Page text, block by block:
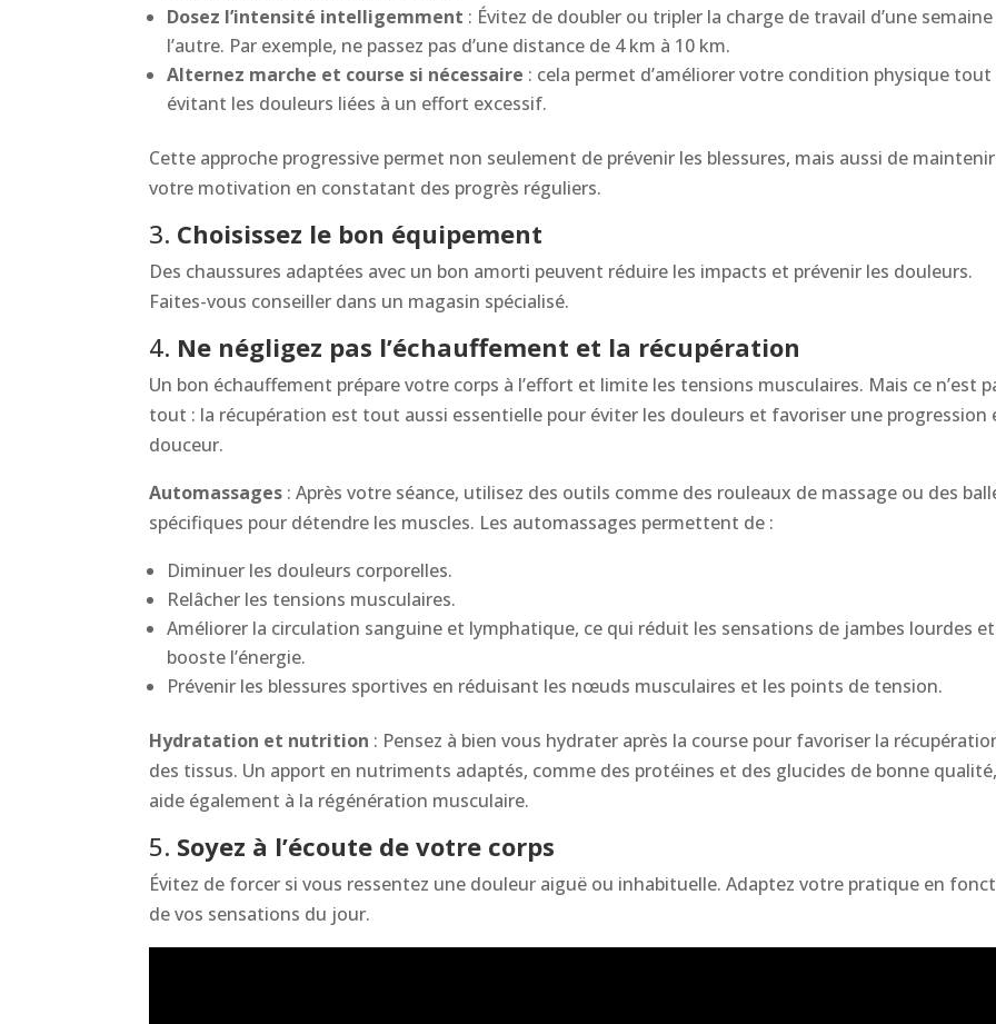
Dosez l’intensité intelligemment : Évitez de doubler ou tripler la charge de travail d’une semaine
l’autre. Par exemple, ne passez pas d’une distance de 4 km à 10 km.
Alternez marche et course si nécessaire : cela permet d’améliorer votre condition physique tout
évitant les douleurs liées à un effort excessif.
Cette approche progressive permet non seulement de prévenir les blessures, mais aussi de maintenir
votre motivation en constatant des progrès réguliers.
3. Choisissez le bon équipement
Des chaussures adaptées avec un bon amorti peuvent réduire les impacts et prévenir les douleurs.
Faites-vous conseiller dans un magasin spécialisé.
4. Ne négligez pas l’échauffement et la récupération
Un bon échauffement prépare votre corps à l’effort et limite les tensions musculaires. Mais ce n’est
tout : la récupération est tout aussi essentielle pour éviter les douleurs et favoriser une progression
douceur.
Automassages : Après votre séance, utilisez des outils comme des rouleaux de massage ou des
spécifiques pour détendre les muscles. Les automassages permettent de :
Diminuer les douleurs corporelles.
Relâcher les tensions musculaires.
Améliorer la circulation sanguine et lymphatique, ce qui réduit les sensations de jambes lourdes et
booste l’énergie.
Prévenir les blessures sportives en réduisant les nœuds musculaires et les points de tension.
Hydratation et nutrition : Pensez à bien vous hydrater après la course pour favoriser la
des tissus. Un apport en nutriments adaptés, comme des protéines et des glucides de bonne qualité,
aide également à la régénération musculaire.
5. Soyez à l’écoute de votre corps
Évitez de forcer si vous ressentez une douleur aiguë ou inhabituelle. Adaptez votre pratique en
de vos sensations du jour.